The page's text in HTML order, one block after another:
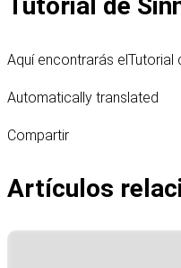
Tutorial de
Aquí encontrarás elTutorial
Automatically translated
Compartir
Artículos